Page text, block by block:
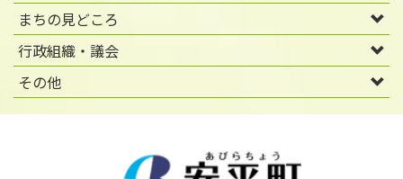
まちの見どころ
行政組織・議会
その他